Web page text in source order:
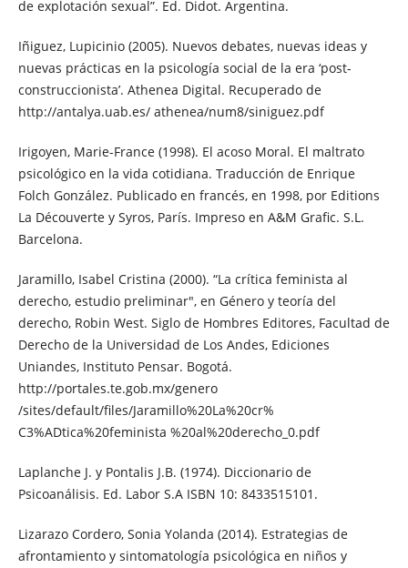
de explotación sexual”. Ed. Didot. Argentina.
Iñiguez, Lupicinio (2005). Nuevos debates, nuevas ideas y
nuevas prácticas en la psicología social de la era ‘post-
construccionista’. Athenea Digital. Recuperado de
http://antalya.uab.es/ athenea/num8/siniguez.pdf
Irigoyen, Marie-France (1998). El acoso Moral. El maltrato
psicológico en la vida cotidiana. Traducción de Enrique
Folch González. Publicado en francés, en 1998, por Editions
La Découverte y Syros, París. Impreso en A&M Grafic. S.L.
Barcelona.
Jaramillo, Isabel Cristina (2000). “La crítica feminista al
derecho, estudio preliminar", en Género y teoría del
derecho, Robin West. Siglo de Hombres Editores, Facultad de
Derecho de la Universidad de Los Andes, Ediciones
Uniandes, Instituto Pensar. Bogotá.
http://portales.te.gob.mx/genero
/sites/default/files/Jaramillo%20La%20cr%
C3%ADtica%20feminista %20al%20derecho_0.pdf
Laplanche J. y Pontalis J.B. (1974). Diccionario de
Psicoanálisis. Ed. Labor S.A ISBN 10: 8433515101.
Lizarazo Cordero, Sonia Yolanda (2014). Estrategias de
afrontamiento y sintomatología psicológica en niños y